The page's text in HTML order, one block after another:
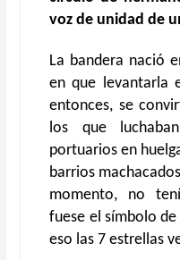
vozde unidad de
La bandera nació
en que levantarla
entonces, se
los que
portuarios en
barrios
momento, no
fuese el símbolo
eso las 7 estrellas